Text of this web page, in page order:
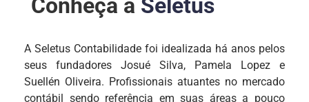
Conheça a Seletus
A Seletus Contabilidade foi idealizada há anos pelos
seus fundadores Josué Silva, Pamela Lopez e
Suellén Oliveira. Profissionais atuantes no mercado
contábil sendo referência em suas áreas a pouco